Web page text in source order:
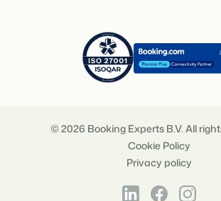
© 2026 Booking Experts B.V. All
Cookie Policy
Privacy policy